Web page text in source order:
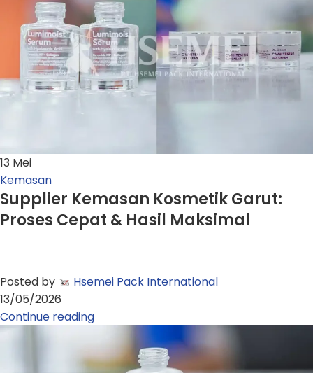
13 Mei
Kemasan
Supplier Kemasan Kosmetik Garut:
Proses Cepat & Hasil Maksimal
Posted by
Hsemei Pack International
13/05/2026
Continue reading